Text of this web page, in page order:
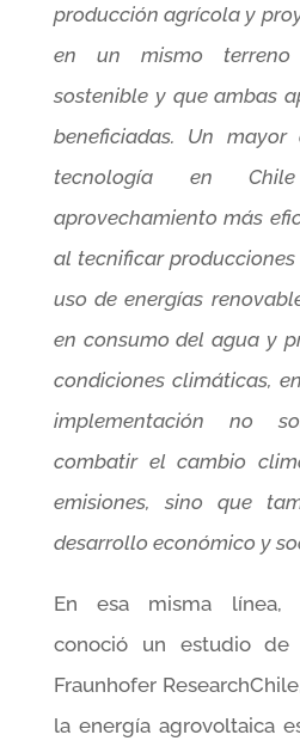
producción agrícola y
en un mismo
sostenible y que ambas
beneficiadas. Un
tecnología en
aprovechamiento más
al tecnificar
uso de energías
en consumo del agua y
condiciones climáticas,
implementación no
combatir el cambio
emisiones, sino que
desarrollo económico y
En esa misma línea,
conoció un estudio de
Fraunhofer
la energía agrovoltaica